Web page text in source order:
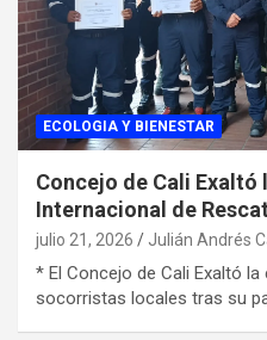
ECOLOGIA Y BIENESTAR
Concejo de Cali Exaltó
Internacional de
julio 21, 2026 Julián Andrés
* El Concejo de Cali Exaltó
socorristas locales tras su